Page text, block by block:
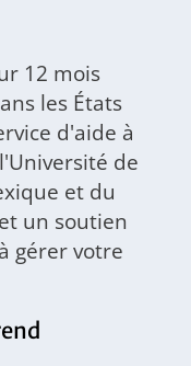
12 mois
les États
d'aide à
de
et du
un soutien
gérer votre